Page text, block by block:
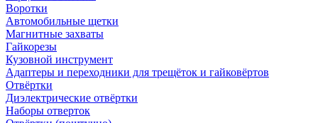
Воротки
Автомобильные щетки
Магнитные захваты
Гайкорезы
Кузовной инструмент
Адаптеры и переходники для трещёток и гайковёртов
Отвёртки
Диэлектрические отвёртки
Наборы отверток